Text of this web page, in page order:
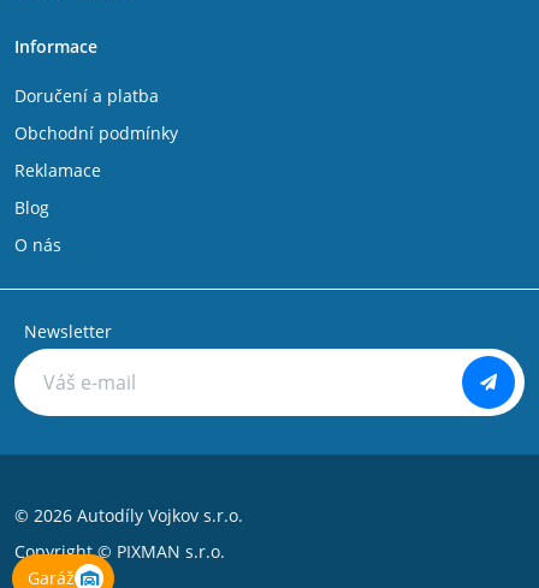
Garáž
Informace
Doručení a platba
Obchodní podmínky
Reklamace
Blog
O nás
Newsletter
© 2026 Autodíly Vojkov s.r.o.
Copyright © PIXMAN s.r.o.